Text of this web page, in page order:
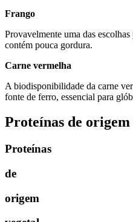
Frango
Provavelmente uma das
contém pouca gordura.
Carne vermelha
A biodisponibilidade da carne
fonte de ferro, essencial para
Proteínas de origem
Proteínas
de
origem